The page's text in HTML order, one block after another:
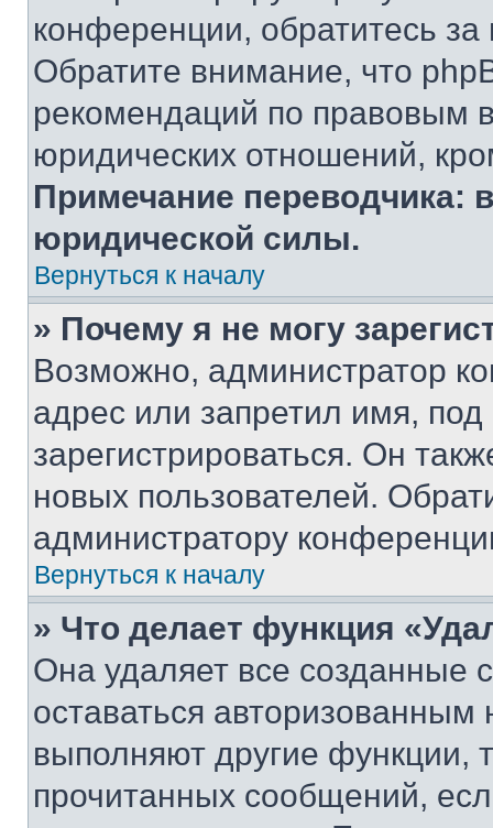
конференции, обратитесь
Обратите внимание, что
рекомендаций по правовым
юридических отношений,
Примечание переводчика:
юридической силы.
Вернуться к началу
» Почему я не могу
Возможно, администратор
адрес или запретил имя,
зарегистрироваться. Он
новых пользователей.
администратору
Вернуться к началу
» Что делает функция
Она удаляет все созданные
оставаться
выполняют другие функции,
прочитанных сообщений,